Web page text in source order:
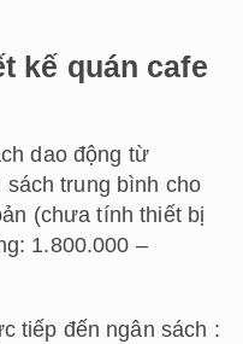
kế quán cafe
dao động từ
trung bình cho
(chưa tính thiết bị
1.800.000 –
tiếp đến ngân sách :